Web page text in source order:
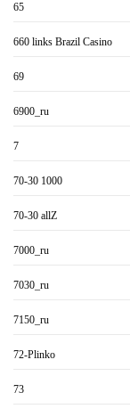
65
660 links Brazil Casino
69
6900_ru
7
70-30 1000
70-30 allZ
7000_ru
7030_ru
7150_ru
72-Plinko
73